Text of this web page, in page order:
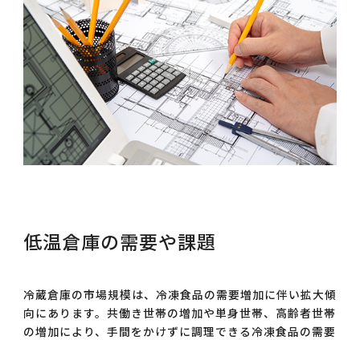
低温倉庫の需要や課題
冷蔵倉庫の市場規模は、冷凍食品の需要増加に伴い拡大傾
向にあります。共働き世帯の増加や単身世帯、高齢者世帯
の増加により、手間をかけずに調理できる冷凍食品の需要